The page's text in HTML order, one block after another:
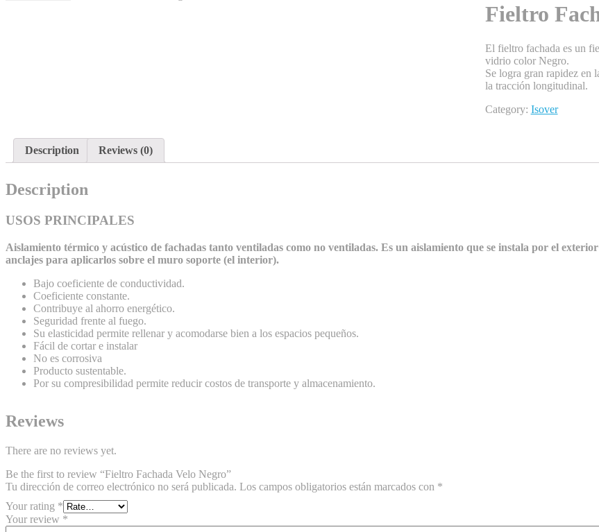
Fieltro
El fieltro fachada es un
vidrio color Negro.
Se logra gran rapidez en
la tracción longitudinal.
Category: Isover
Description Reviews (0)
Description
USOS PRINCIPALES
Aislamiento térmico y acústico de fachadas tanto ventiladas como no ventiladas. Es un aislamiento que se instala por el
anclajes para aplicarlos sobre el muro soporte (el interior).
Bajo coeficiente de conductividad.
Coeficiente constante.
Contribuye al ahorro energético.
Seguridad frente al fuego.
Su elasticidad permite rellenar y acomodarse bien a los espacios pequeños.
Fácil de cortar e instalar
No es corrosiva
Producto sustentable.
Por su compresibilidad permite reducir costos de transporte y almacenamiento.
Reviews
There are no reviews yet.
Be the first to review “Fieltro Fachada Velo Negro”
Tu dirección de correo electrónico no será publicada. Los campos obligatorios están marcados con *
Your rating *
Your review *